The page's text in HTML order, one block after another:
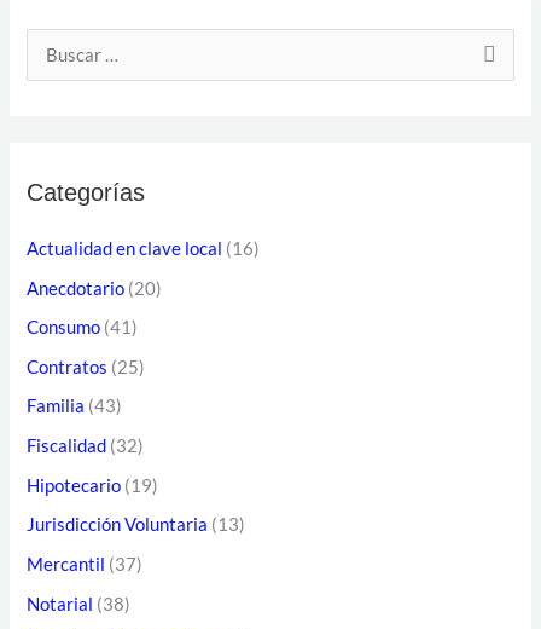
a
:
Categorías
Actualidad en clave local (16)
Anecdotario (20)
Consumo (41)
Contratos (25)
Familia (43)
Fiscalidad (32)
Hipotecario (19)
Jurisdicción Voluntaria (13)
Mercantil (37)
Notarial (38)
r
c
ó
n
d
e
c
e
o
e